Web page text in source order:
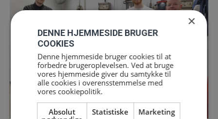
×
DENNE HJEMMESIDE BRUGER
COOKIES
Denne hjemmeside bruger cookies til at
forbedre brugeroplevelsen. Ved at bruge
vores hjemmeside giver du samtykke til
alle cookies i overensstemmelse med
vores cookiepolitik.
Absolut
Statistiske Marketing